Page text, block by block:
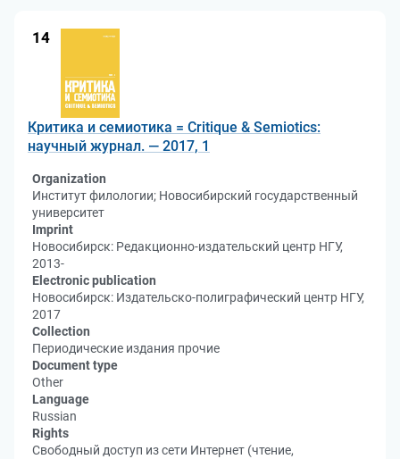
14
Критика и семиотика = Critique & Semiotics:
научный журнал. — 2017, 1
Organization
Институт филологии; Новосибирский государственный
университет
Imprint
Новосибирск: Редакционно-издательский центр НГУ,
2013-
Electronic publication
Новосибирск: Издательско-полиграфический центр НГУ,
2017
Collection
Периодические издания прочие
Document type
Other
Language
Russian
Rights
Свободный доступ из сети Интернет (чтение,